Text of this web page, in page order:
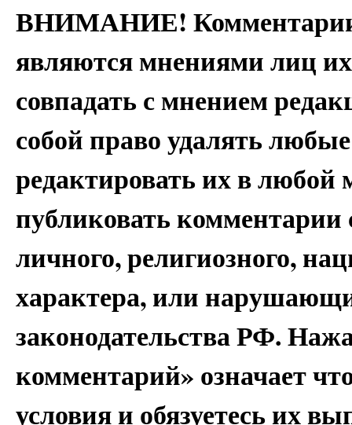
ВНИМАНИЕ! Комментарии
являются мнениями лиц
совпадать с мнением
собой право удалять
редактировать их в
публиковать
личного, религиозного,
характера, или
законодательства РФ.
комментарий» означает
условия и обязуетесь их